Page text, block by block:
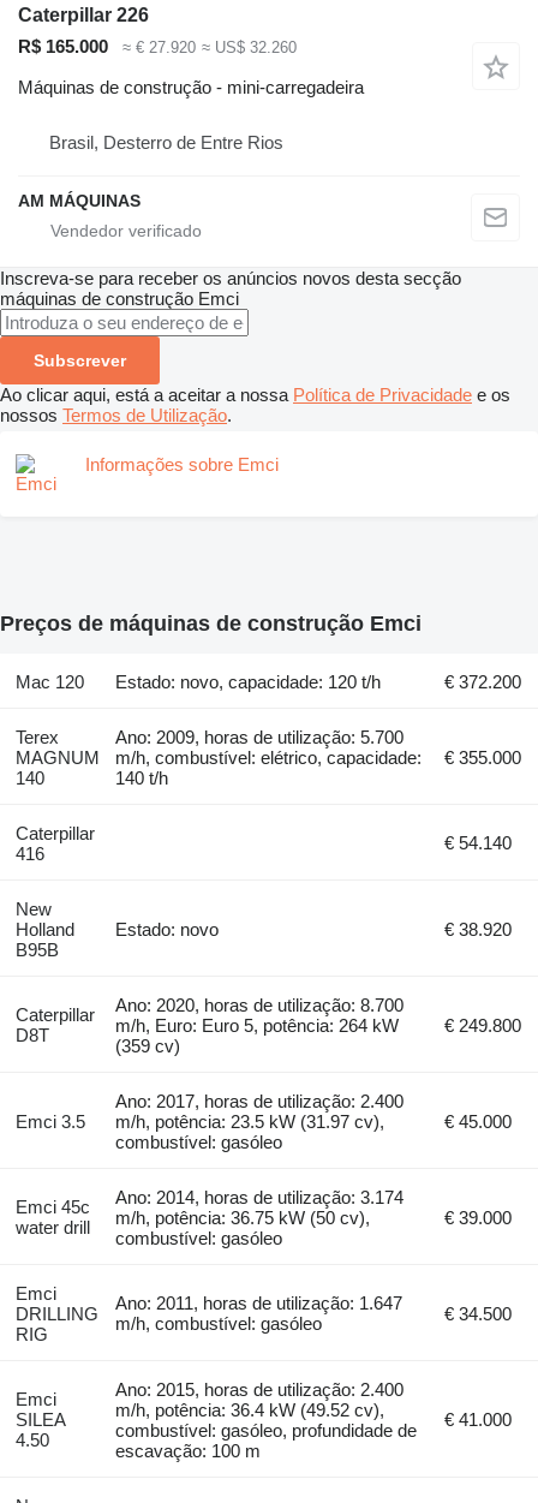
Caterpillar 226
R$ 165.000
≈ € 27.920 ≈ US$ 32.260
Máquinas de construção - mini-carregadeira
Brasil, Desterro de Entre Rios
AM MÁQUINAS
Inscreva-se para receber os anúncios novos desta secção
máquinas de construção Emci
Subscrever
Ao clicar aqui, está a aceitar a nossa Política de Privacidade e os
nossos Termos de Utilização.
Informações sobre Emci
Preços de máquinas de construção Emci
Mac 120 Estado: novo, capacidade: 120 t/h € 372.200
Terex
MAGNUM
140
Ano: 2009, horas de utilização: 5.700
m/h, combustível: elétrico, capacidade:
140 t/h
€ 355.000
Caterpillar
416
€ 54.140
New
Holland
B95B
Estado: novo € 38.920
Caterpillar
D8T
Ano: 2020, horas de utilização: 8.700
m/h, Euro: Euro 5, potência: 264 kW
(359 cv)
€ 249.800
Emci 3.5
Ano: 2017, horas de utilização: 2.400
m/h, potência: 23.5 kW (31.97 cv),
combustível: gasóleo
€ 45.000
Emci 45c
water drill
Ano: 2014, horas de utilização: 3.174
m/h, potência: 36.75 kW (50 cv),
combustível: gasóleo
€ 39.000
Emci
DRILLING
RIG
Ano: 2011, horas de utilização: 1.647
m/h, combustível: gasóleo
€ 34.500
Emci
SILEA
4.50
Ano: 2015, horas de utilização: 2.400
m/h, potência: 36.4 kW (49.52 cv),
combustível: gasóleo, profundidade de
escavação: 100 m
€ 41.000